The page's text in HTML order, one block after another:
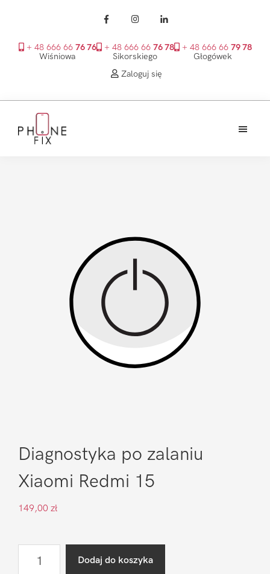
+ 48 666 66 76 76
Wiśniowa
+ 48 666 66 76 78
Sikorskiego
+ 48 666 66 79 78
Głogówek
Zaloguj się
głównego
Diagnostyka po zalaniu
Xiaomi Redmi 15
149,00 zł
Dodaj do koszyka